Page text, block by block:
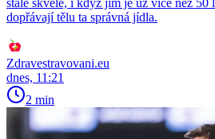
dopřávají tělu ta správná jídla.
Zdravestravovani.eu
dnes, 11:21
2 min